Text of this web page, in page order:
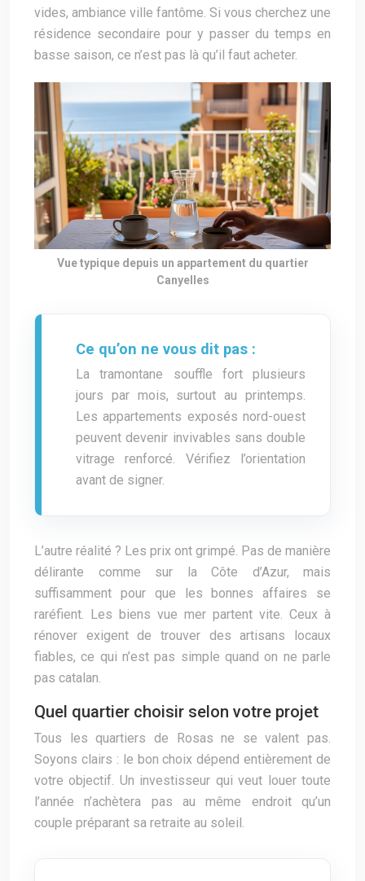
vides, ambiance ville fantôme. Si vous cherchez une
résidence secondaire pour y passer du temps en
basse saison, ce n’est pas là qu’il faut acheter.
Vue typique depuis un appartement du quartier
Canyelles
Ce qu’on ne vous dit pas :
La tramontane souffle fort plusieurs
jours par mois, surtout au printemps.
Les appartements exposés nord-ouest
peuvent devenir invivables sans double
vitrage renforcé. Vérifiez l’orientation
avant de signer.
L’autre réalité ? Les prix ont grimpé. Pas de manière
délirante comme sur la Côte d’Azur, mais
suffisamment pour que les bonnes affaires se
raréfient. Les biens vue mer partent vite. Ceux à
rénover exigent de trouver des artisans locaux
fiables, ce qui n’est pas simple quand on ne parle
pas catalan.
Quel quartier choisir selon votre projet
Tous les quartiers de Rosas ne se valent pas.
Soyons clairs : le bon choix dépend entièrement de
votre objectif. Un investisseur qui veut louer toute
l’année n’achètera pas au même endroit qu’un
couple préparant sa retraite au soleil.